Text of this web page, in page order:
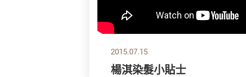
2015.07.15
楊淇染髮小貼士